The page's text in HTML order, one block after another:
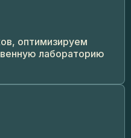
оптимизируем
лабораторию